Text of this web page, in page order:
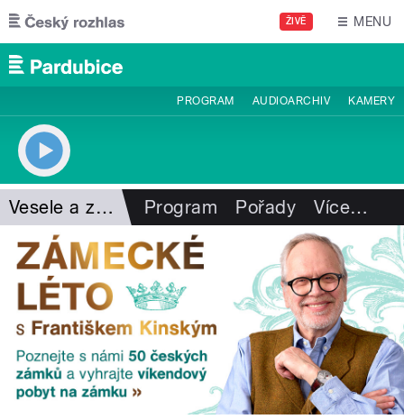
Přejít k hlavnímu obsahu
ŽIVĚ MENU
PROGRAM AUDIOARCHIV KAMERY
Vesele a zdravě Program Pořady Více…